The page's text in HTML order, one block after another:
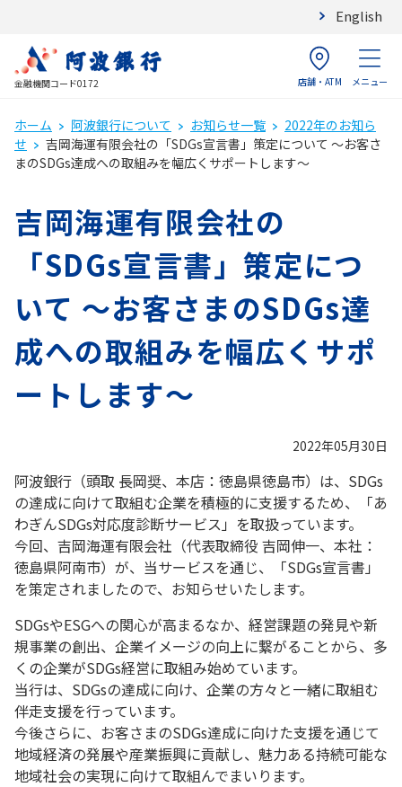
English
金融機関コード0172 店舗・ATM メニュー
ホーム 阿波銀行について お知らせ一覧
2022年のお知ら
せ
吉岡海運有限会社の「SDGs宣言書」策定について ～お客さ
まのSDGs達成への取組みを幅広くサポートします～
吉岡海運有限会社の
「SDGs宣言書」策定につ
いて ～お客さまのSDGs達
成への取組みを幅広くサポ
ートします～
2022年05月30日
阿波銀行（頭取 長岡奨、本店：徳島県徳島市）は、SDGs
の達成に向けて取組む企業を積極的に支援するため、「あ
わぎんSDGs対応度診断サービス」を取扱っています。
今回、吉岡海運有限会社（代表取締役 吉岡伸一、本社：
徳島県阿南市）が、当サービスを通じ、「SDGs宣言書」
を策定されましたので、お知らせいたします。
SDGsやESGへの関心が高まるなか、経営課題の発見や新
規事業の創出、企業イメージの向上に繋がることから、多
くの企業がSDGs経営に取組み始めています。
当行は、SDGsの達成に向け、企業の方々と一緒に取組む
伴走支援を行っています。
今後さらに、お客さまのSDGs達成に向けた支援を通じて
地域経済の発展や産業振興に貢献し、魅力ある持続可能な
地域社会の実現に向けて取組んでまいります。